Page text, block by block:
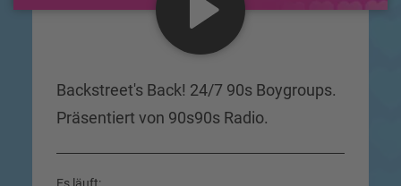
Backstreet's Back! 24/7 90s Boygroups.
Präsentiert von 90s90s Radio.